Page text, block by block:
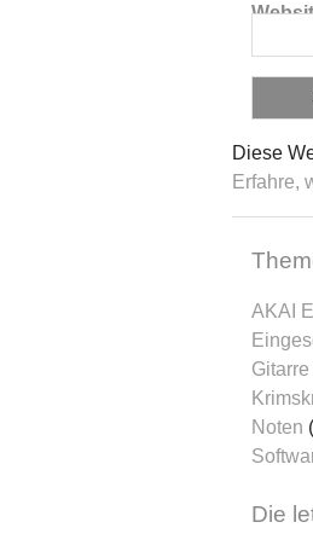
Diese
Erfahre,
AKAI
Noten
Die